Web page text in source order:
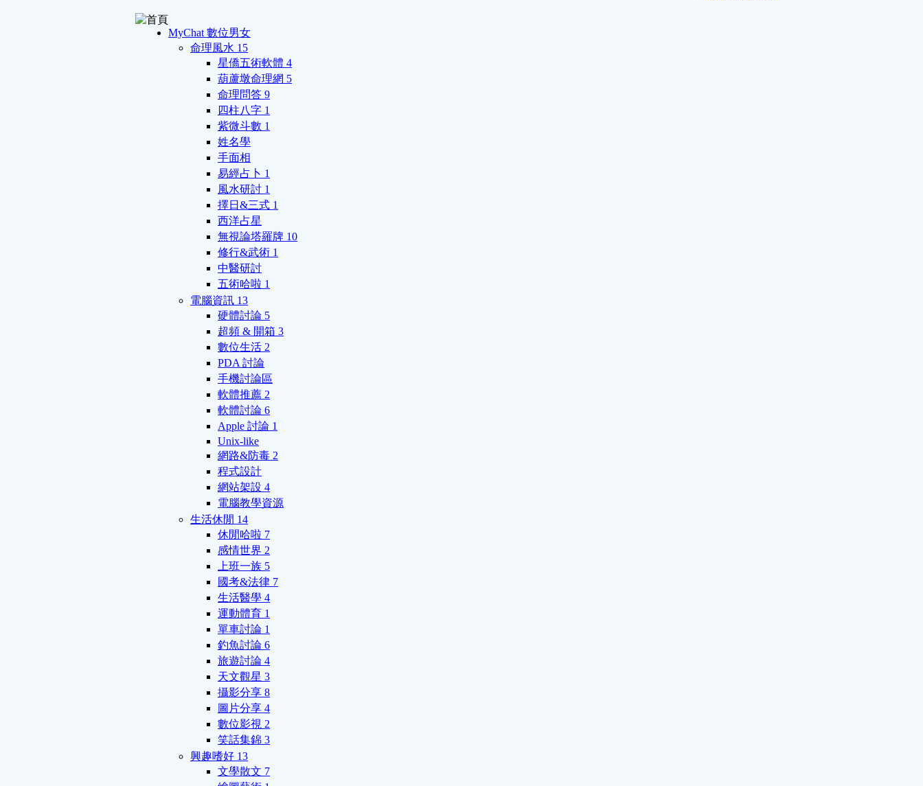
MyChat 數位男女
命理風水 15
星僑五術軟體 4
葫蘆墩命理網 5
命理問答 9
四柱八字 1
紫微斗數 1
姓名學
手面相
易經占卜 1
風水研討 1
擇日&三式 1
西洋占星
無視論塔羅牌 10
修行&武術 1
中醫研討
五術哈啦 1
電腦資訊 13
硬體討論 5
超頻 & 開箱 3
數位生活 2
PDA 討論
手機討論區
軟體推薦 2
軟體討論 6
Apple 討論 1
Unix-like
網路&防毒 2
程式設計
網站架設 4
電腦教學資源
生活休閒 14
休閒哈啦 7
感情世界 2
上班一族 5
國考&法律 7
生活醫學 4
運動體育 1
單車討論 1
釣魚討論 6
旅遊討論 4
天文觀星 3
攝影分享 8
圖片分享 4
數位影視 2
笑話集錦 3
興趣嗜好 13
文學散文 7